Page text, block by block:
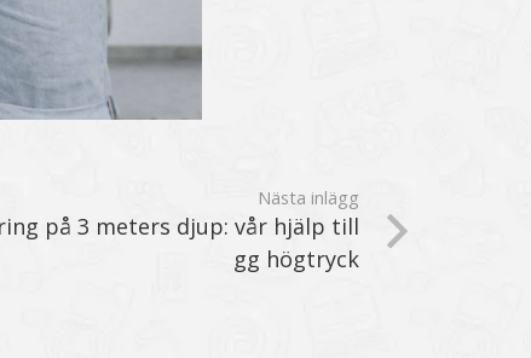
Nästa inlägg
på 3 meters djup: vår hjälp till
gg högtryck